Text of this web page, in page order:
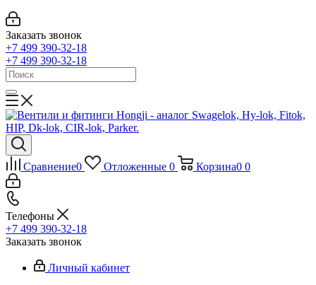
Заказать звонок
+7 499 390-32-18
+7 499 390-32-18
Сравнение0 Отложенные 0 Корзина0 0
Телефоны
+7 499 390-32-18
Заказать звонок
Личный кабинет